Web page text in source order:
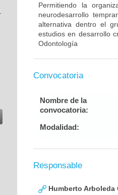
Permitiendo la
neurodesarrollo
alternativa dentro el
estudios en desarrollo
Odontología
Convocatoria
Nombre de la
convocatoria:
Modalidad:
Responsable
Humberto Arboleda